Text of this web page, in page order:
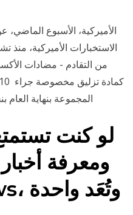
الاستخبارات الأميركية، منذ
من التقادم - مضادات
لو كنت
ومعرفة